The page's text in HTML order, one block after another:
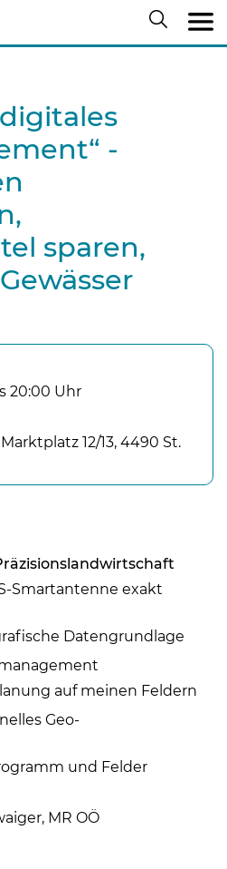
content
-
sparen,
20:00 Uhr
12/13, 4490 St.
Smartantenne exakt
Datengrundlage
auf meinen Feldern
Geo-
und Felder
MR OÖ